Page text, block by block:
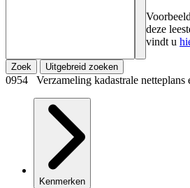
deze
vindt u
Zoek Uitgebreid zoeken
0954 Verzameling kadastrale netteplans
Kenmerken